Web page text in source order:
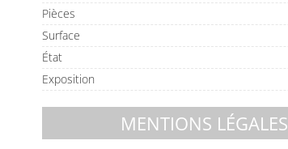
Pièces
Surface
État
Exposition
MENTIONS LÉGALES